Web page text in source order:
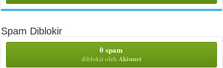
Spam Diblokir
0 spam
diblokir oleh Akismet